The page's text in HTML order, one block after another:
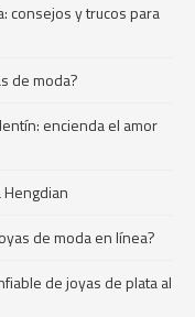
consejos y trucos para
de moda?
encienda el amor
de moda en línea?
de joyas de plata al